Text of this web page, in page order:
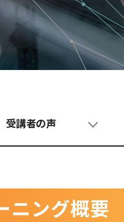
受講者の声
ニング概要